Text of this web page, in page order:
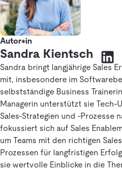
Autor*in
Sandra Kientsch
Sandra bringt langjährige Sales
mit, insbesondere im
selbstständige Business
Managerin unterstützt sie Tech-
Sales-Strategien und -Prozesse
fokussiert sich auf Sales
um Teams mit den richtigen
Prozessen für langfristigen
sie wertvolle Einblicke in die